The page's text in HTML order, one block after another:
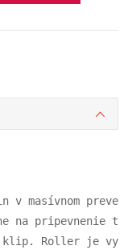
v masívnom
na pripevnenie
klip. Roller je